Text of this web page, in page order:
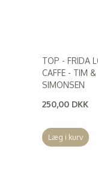
TOP - FRIDA
CAFFE - TIM &
SIMONSEN
250,00 DKK
Læg i kurv